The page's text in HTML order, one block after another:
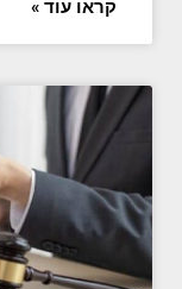
קראו עוד »